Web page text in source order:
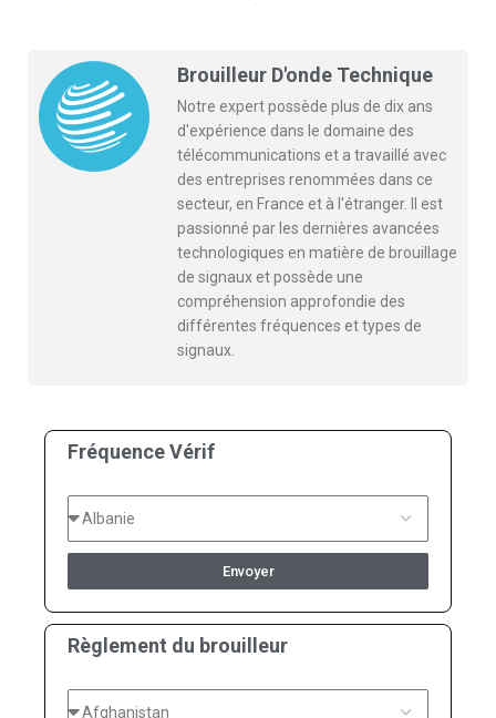
Brouilleur D'onde Technique
Notre expert possède plus de dix ans
d'expérience dans le domaine des
télécommunications et a travaillé avec
des entreprises renommées dans ce
secteur, en France et à l'étranger. Il est
passionné par les dernières avancées
technologiques en matière de brouillage
de signaux et possède une
compréhension approfondie des
différentes fréquences et types de
signaux.
Fréquence Vérif
Envoyer
Règlement du brouilleur